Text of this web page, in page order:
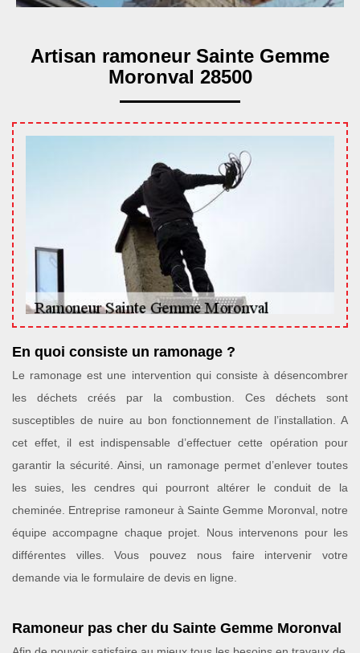
Artisan ramoneur Sainte Gemme
Moronval 28500
En quoi consiste un ramonage ?
Le ramonage est une intervention qui consiste à désencombrer
les déchets créés par la combustion. Ces déchets sont
susceptibles de nuire au bon fonctionnement de l’installation. A
cet effet, il est indispensable d’effectuer cette opération pour
garantir la sécurité. Ainsi, un ramonage permet d’enlever toutes
les suies, les cendres qui pourront altérer le conduit de la
cheminée. Entreprise ramoneur à Sainte Gemme Moronval, notre
équipe accompagne chaque projet. Nous intervenons pour les
différentes villes. Vous pouvez nous faire intervenir votre
demande via le formulaire de devis en ligne.
Ramoneur pas cher du Sainte Gemme Moronval